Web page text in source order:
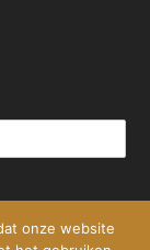
onze website